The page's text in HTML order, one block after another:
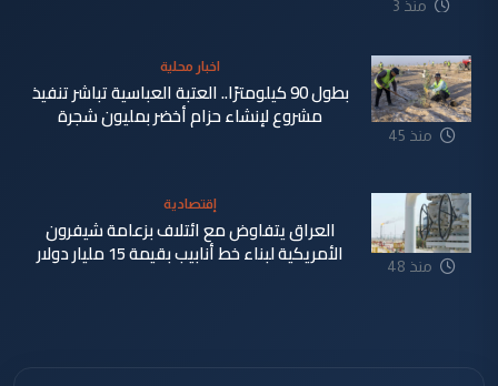
منذ 3
منذ 45
اخبار محلية
بطول 90 كيلومترًا.. العتبة العباسية تباشر تنفيذ
مشروع لإنشاء حزام أخضر بمليون شجرة
منذ 48
إقتصادية
العراق يتفاوض مع ائتلاف بزعامة شيفرون
الأمريكية لبناء خط أنابيب بقيمة 15 مليار دولار